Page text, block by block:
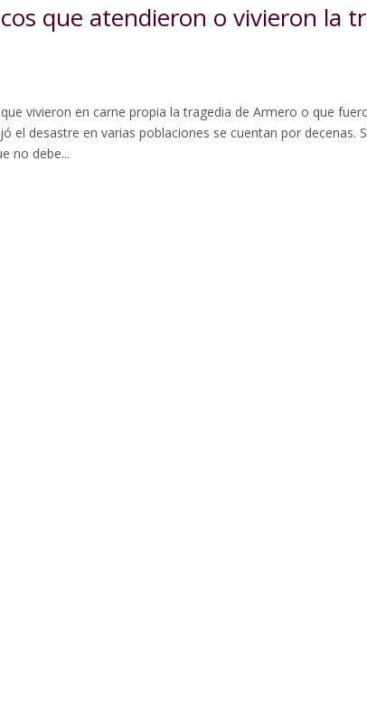
que atendieron o vivieron la
vivieron en carne propia la tragedia de Armero o que
el desastre en varias poblaciones se cuentan por decenas.
no debe...